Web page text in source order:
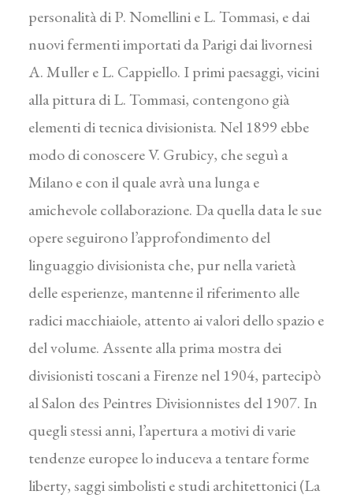
personalità di P. Nomellini e L. Tommasi, e dai
nuovi fermenti importati da Parigi dai livornesi
A. Muller e L. Cappiello. I primi paesaggi, vicini
alla pittura di L. Tommasi, contengono già
elementi di tecnica divisionista. Nel 1899 ebbe
modo di conoscere V. Grubicy, che seguì a
Milano e con il quale avrà una lunga e
amichevole collaborazione. Da quella data le sue
opere seguirono l’approfondimento del
linguaggio divisionista che, pur nella varietà
delle esperienze, mantenne il riferimento alle
radici macchiaiole, attento ai valori dello spazio e
del volume. Assente alla prima mostra dei
divisionisti toscani a Firenze nel 1904, partecipò
al Salon des Peintres Divisionnistes del 1907. In
quegli stessi anni, l’apertura a motivi di varie
tendenze europee lo induceva a tentare forme
liberty, saggi simbolisti e studi architettonici (La